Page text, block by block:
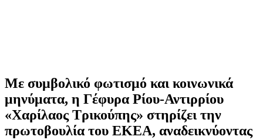
Με συμβολικό φωτισμό και κοινωνικά
μηνύματα, η Γέφυρα Ρίου-Αντιρρίου
«Χαρίλαος Τρικούπης» στηρίζει την
πρωτοβουλία του ΕΚΕΑ, αναδεικνύοντας